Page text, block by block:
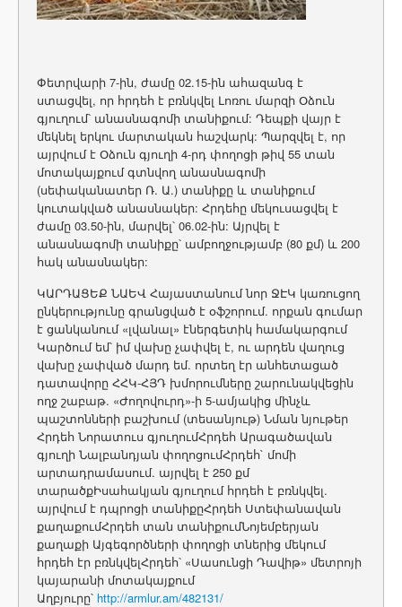
Փետրվարի 7-ին, ժամը 02.15-ին ահազանգ է
ստացվել, որ հրդեհ է բռնկվել Լոռու մարզի Օձուն
գյուղում՝ անասնագոմի տանիքում: Դեպքի վայր է
մեկնել երկու մարտական հաշվարկ: Պարզվել է, որ
այրվում է Օձուն գյուղի 4-րդ փողոցի թիվ 55 տան
մոտակայքում գտնվող անասնագոմի
(սեփականատեր Ռ. Ա.) տանիքը և տանիքում
կուտակված անասնակեր: Հրդեհը մեկուսացվել է
ժամը 03.50-ին, մարվել՝ 06.02-ին: Այրվել է
անասնագոմի տանիքը՝ ամբողջությամբ (80 քմ) և 200
հակ անասնակեր:
ԿԱՐԴԱՑԵՔ ՆԱԵՎ Հայաստանում նոր ՋԷԿ կառուցող
ընկերությունը գրանցված է օֆշորում. որքան գումար
է ցանկանում «լվանալ» էներգետիկ համակարգում
Կարծում եմ՝ իմ վախը չափվել է, ու արդեն վաղուց
վախը չափված մարդ եմ. որտեղ էր անհետացած
դատավորը ՀՀԿ-ՀՅԴ խմորումները շարունակվեցին
ողջ շաբաթ. «Ժողովուրդ»-ի 5-ամյակից մինչև
պաշտոնների բաշխում (տեսանյութ) Նման նյութեր
Հրդեհ Նորատուս գյուղումՀրդեհ Արագածավան
գյուղի Նալբանդյան փողոցումՀրդեհ` մոմի
արտադրամասում. այրվել է 250 քմ
տարածքԻսահակյան գյուղում հրդեհ է բռնկվել.
այրվում է դպրոցի տանիքըՀրդեհ Ստեփանավան
քաղաքումՀրդեհ տան տանիքումՆոյեմբերյան
քաղաքի Այգեգործների փողոցի տներից մեկում
հրդեհ էր բռնկվելՀրդեհ՝ «Սասունցի Դավիթ» մետրոյի
կայարանի մոտակայքում
Աղբյուրը՝ http://armlur.am/482131/